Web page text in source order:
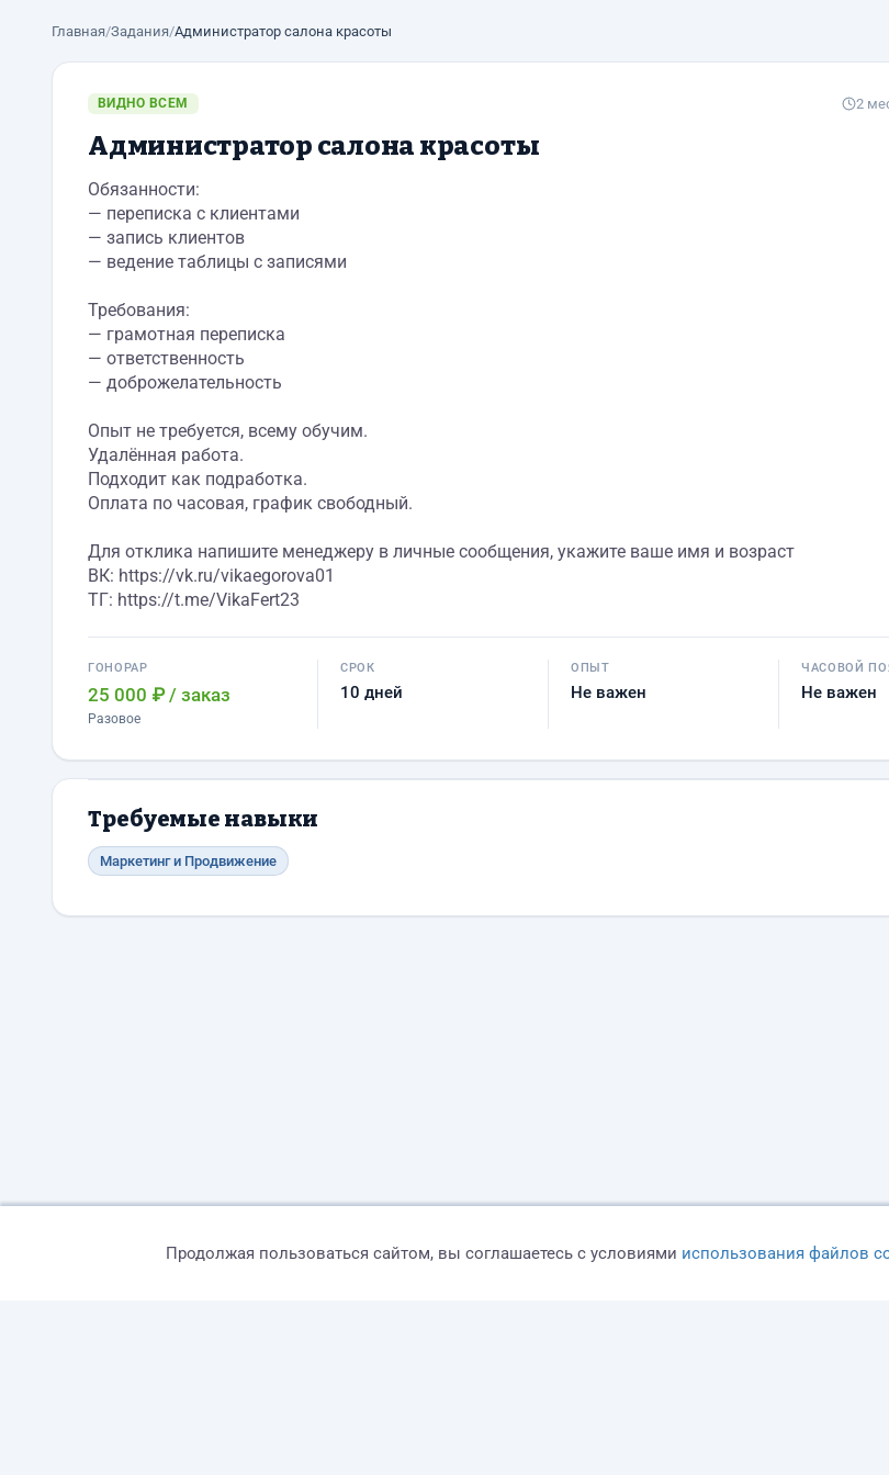
Главная/Задания/Администратор салона красоты
ВИДНО ВСЕМ 2
Администратор салона красоты
Обязанности:
— переписка с клиентами
— запись клиентов
— ведение таблицы с записями
Требования:
— грамотная переписка
— ответственность
— доброжелательность
Опыт не требуется, всему обучим.
Удалённая работа.
Подходит как подработка.
Оплата по часовая, график свободный.
Для отклика напишите менеджеру в личные сообщения, укажите ваше имя и возраст
ВК: https://vk.ru/vikaegorova01
ТГ: https://t.me/VikaFert23
ГОНОРАР
25 000 ₽ / заказ
Разовое
СРОК
10 дней
ОПЫТ
Не важен
ЧАСОВОЙ
Не важен
Требуемые навыки
Маркетинг и Продвижение
Продолжая пользоваться сайтом, вы соглашаетесь с условиями использования файлов